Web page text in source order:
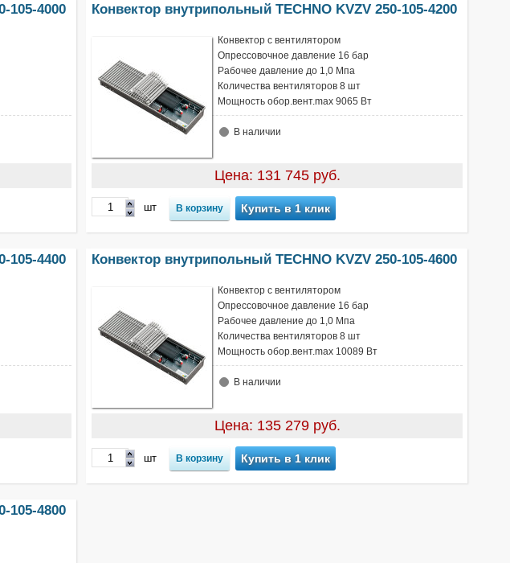
105-4000 Конвектор внутрипольный TECHNO KVZV 250-105-4200
Конвектор с вентилятором
Опрессовочное давление 16 бар
Рабочее давление до 1,0 Мпа
Количества вентиляторов 8 шт
Мощность обор.вент.max 9065 Вт
В наличии
Цена: 131 745 руб.
шт Купить в 1 клик
105-4400 Конвектор внутрипольный TECHNO KVZV 250-105-4600
Конвектор с вентилятором
Опрессовочное давление 16 бар
Рабочее давление до 1,0 Мпа
Количества вентиляторов 8 шт
Мощность обор.вент.max 10089 Вт
В наличии
Цена: 135 279 руб.
шт Купить в 1 клик
105-4800